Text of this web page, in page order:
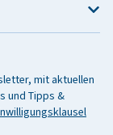
mit aktuellen
und Tipps &